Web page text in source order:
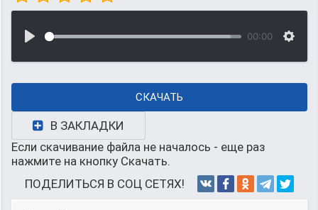
00:00
СКАЧАТЬ
В ЗАКЛАДКИ
Если скачивание файла не началось - еще раз
нажмите на кнопку Скачать.
ПОДЕЛИТЬСЯ В СОЦ СЕТЯХ!